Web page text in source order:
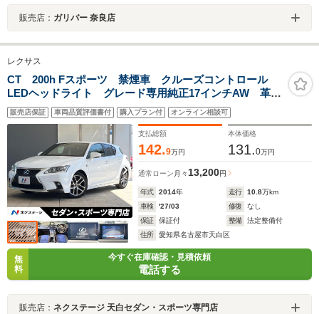
販売店： ガリバー 奈良店
レクサス
CT 200h Fスポーツ 禁煙車 クルーズコントロール
LEDヘッドライト グレード専用純正17インチAW 革巻
ステアリング パドルシフト アルミペダル シートヒ
ーター パワーシート メーカー純正ナビ バックカメ
販売店保証 車両品質評価書付 購入プラン付 オンライン相談可
支払総額
142.9万円
本体価格
131.0万円
通常ローン 月々 13,200円
年式 2014年 走行 10.8万km
車検
'27/03 修復
なし
保証
保証付 整備
法定整備付
住所
愛知県名古屋市天白区
無
料
今すぐ在庫確認・見積依頼
電話する
販売店： ネクステージ 天白セダン・スポーツ専門店